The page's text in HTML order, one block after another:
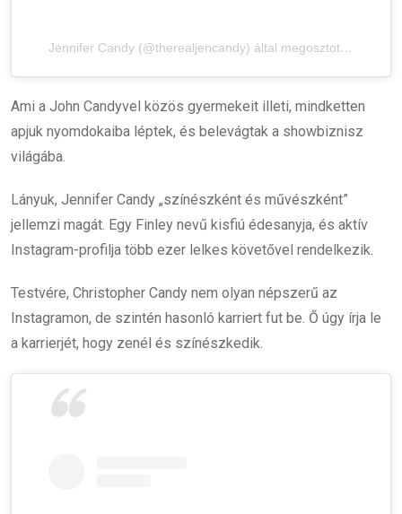
Jennifer Candy (@therealjencandy) által megosztott bejegyzés
Ami a John Candyvel közös gyermekeit illeti, mindketten
apjuk nyomdokaiba léptek, és belevágtak a showbiznisz
világába.
Lányuk, Jennifer Candy „színészként és művészként”
jellemzi magát. Egy Finley nevű kisfiú édesanyja, és aktív
Instagram-profilja több ezer lelkes követővel rendelkezik.
Testvére, Christopher Candy nem olyan népszerű az
Instagramon, de szintén hasonló karriert fut be. Ő úgy írja le
a karrierjét, hogy zenél és színészkedik.